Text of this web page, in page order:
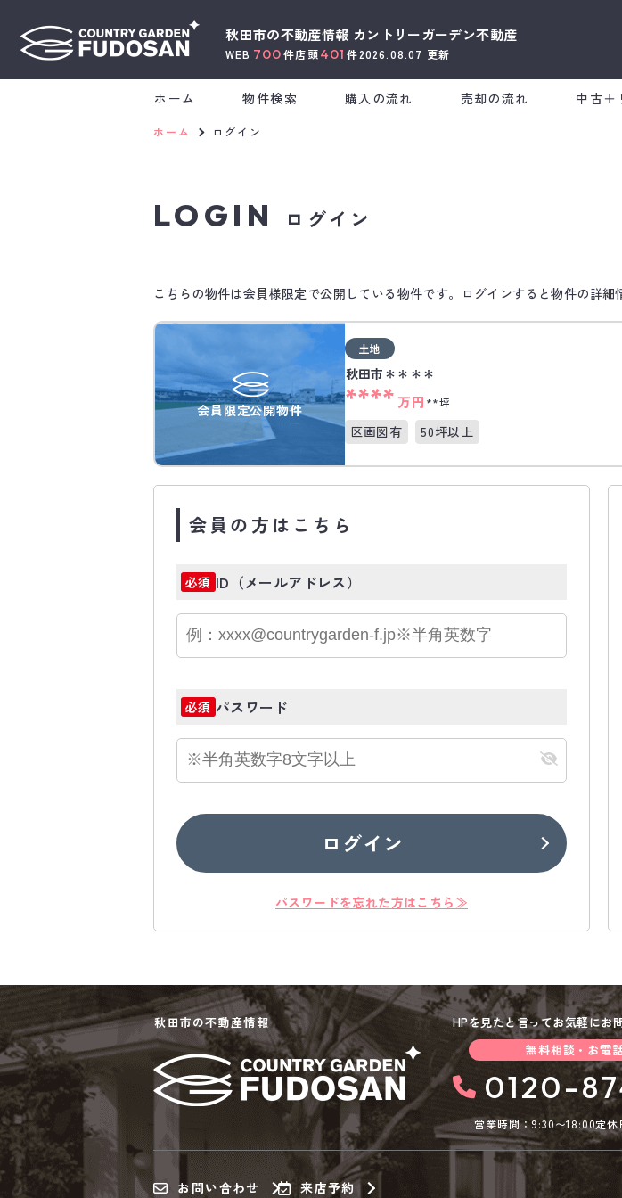
秋田市の不動産情報 カントリーガーデン不動産
WEB 700件店頭401 件2026.08.07 更新
ホーム 物件検索 購入の流れ 売却の流れ 中古＋
ホーム ログイン
LOGIN ログイン
こちらの物件は会員様限定で公開している物件です。ログインすると物件の詳細
会員限定公開物件
土地
秋田市＊＊＊＊
**** 万円 **坪
区画図有 50坪以上
会員の方はこちら
必須 ID（メールアドレス）
必須 パスワード
ログイン
パスワードを忘れた方はこちら≫
秋田市の不動産情報
HPを見たと言ってお気軽にお
無料相談・お電
0120-
営業時間：9:30〜18:00定休
お問い合わせ 来店予約